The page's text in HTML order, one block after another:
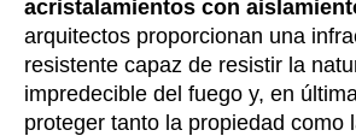
acristalamientos con
arquitectos proporcionan una
resistente capaz de resistir la
impredecible del fuego y, en
proteger tanto la propiedad como